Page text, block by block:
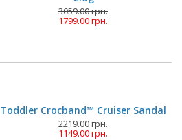
3059.00 грн.
1799.00 грн.
Toddler Crocband™ Cruiser Sandal
2219.00 грн.
1149.00 грн.